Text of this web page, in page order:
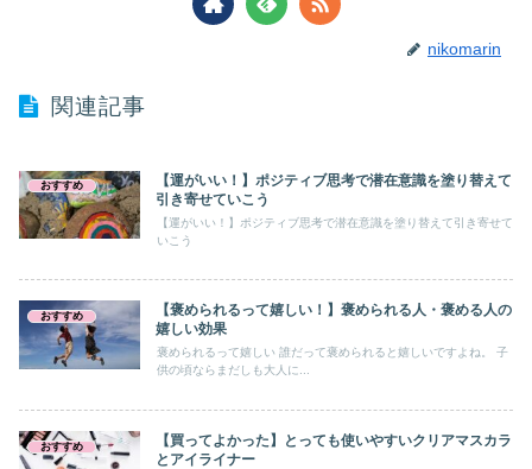
nikomarin
関連記事
おすすめ
【運がいい！】ポジティブ思考で潜在意識を塗り替えて
引き寄せていこう
【運がいい！】ポジティブ思考で潜在意識を塗り替えて引き寄せて
いこう
おすすめ
【褒められるって嬉しい！】褒められる人・褒める人の
嬉しい効果
褒められるって嬉しい 誰だって褒められると嬉しいですよね。 子
供の頃ならまだしも大人に...
おすすめ
【買ってよかった】とっても使いやすいクリアマスカラ
とアイライナー